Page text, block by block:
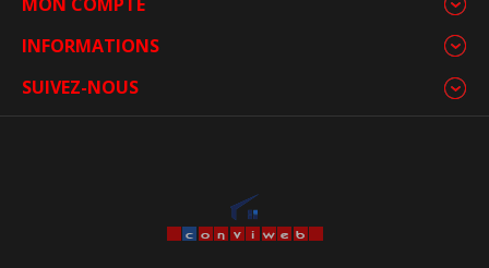
INFORMATIONS
SUIVEZ-NOUS